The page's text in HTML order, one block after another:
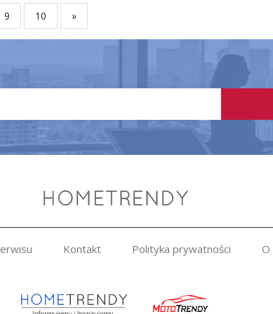
9 10 »
Kontakt Polityka prywatności O